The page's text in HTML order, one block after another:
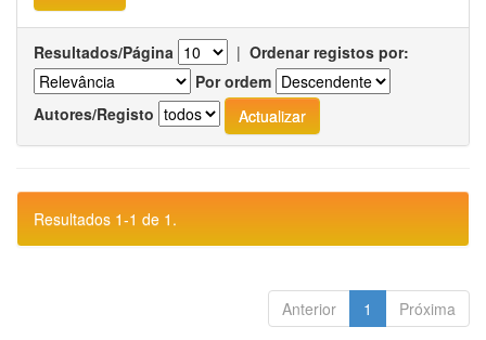
Resultados/Página | Ordenar registos por:
Por ordem
Autores/Registo
Resultados 1-1 de 1.
Anterior 1 Próxima